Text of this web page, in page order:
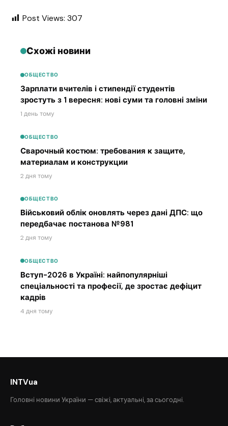
Post Views: 307
Схожі новини
ОБЩЕСТВО
Зарплати вчителів і стипендії студентів
зростуть з 1 вересня: нові суми та головні зміни
1 день тому
ОБЩЕСТВО
Сварочный костюм: требования к защите,
материалам и конструкции
2 дня тому
ОБЩЕСТВО
Військовий облік оновлять через дані ДПС: що
передбачає постанова №981
2 дня тому
ОБЩЕСТВО
Вступ-2026 в Україні: найпопулярніші
спеціальності та професії, де зростає дефіцит
кадрів
4 дня тому
INTVua
Головні новини України — свіжі, актуальні, за сьогодні.